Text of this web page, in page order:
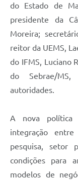
do Estado de
presidente da
Moreira;
reitor da UEMS,
do IFMS, Luciano
do Sebrae/
autoridades.
A nova política
integração
pesquisa, setor
condições para
modelos de